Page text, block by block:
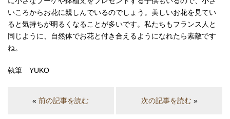
いころからお花に親しんでいるのでしょう。美しいお花を見てい
ると気持ちが明るくなることが多いです。私たちもフランス人と
同じように、自然体でお花と付き合えるようになれたら素敵です
ね。
執筆 YUKO
«前の記事を読む 次の記事を読む»